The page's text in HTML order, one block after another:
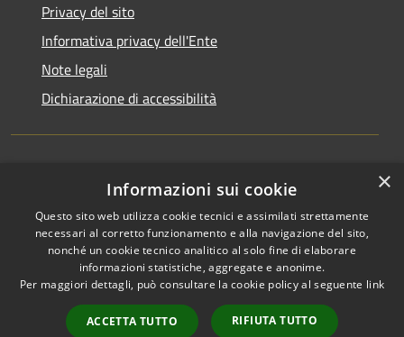
Privacy del sito
Informativa privacy dell'Ente
Note legali
Dichiarazione di accessibilità
Newsletter
RSS
Accessibilità
Copyright © 2026 • Comune di
Municipium•
Accesso
×
Informazioni sui cookie
Questo sito web utilizza cookie tecnici e assimilati strettamente
necessari al corretto funzionamento e alla navigazione del sito,
nonché un cookie tecnico analitico al solo fine di elaborare
informazioni statistiche, aggregate e anonime.
Per maggiori dettagli, può consultare la cookie policy al seguente link
ACCETTA TUTTO RIFIUTA TUTTO